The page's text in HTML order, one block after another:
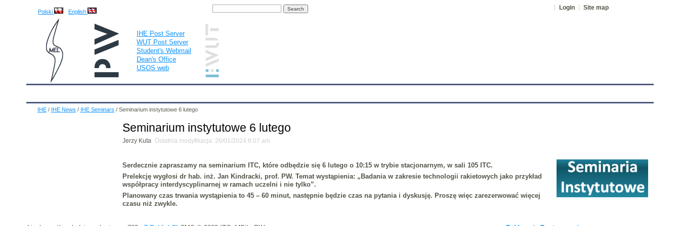
Polski English
Site map
Login
IHE Post Server
WUT Post Server
Student's Webmail
Dean's Office
USOS web
IHE / IHE News / IHE Seminars / Seminarium instytutowe 6 lutego
Seminarium instytutowe 6 lutego
Jerzy Kuta Ostatnia modyfikacja: 26/01/2024 8:07 am
Serdecznie zapraszamy na seminarium ITC, które odbędzie się 6 lutego o 10:15w trybie stacjonarnym, w sali 105 ITC.
Prelekcję wygłosi dr hab. inż. Jan Kindracki, prof. PW. Temat wystąpienia: „ Badania w zakresie technologii rakietowych jako przykład
współpracy interdyscyplinarnej w ramach uczelni i nie tylko”.
Planowany czas trwania wystąpienia to 45 – 60 minut, następnie będzie czas na pytania i dyskusję. Proszę więc zarezerwować więcej
czasu niż zwykle.